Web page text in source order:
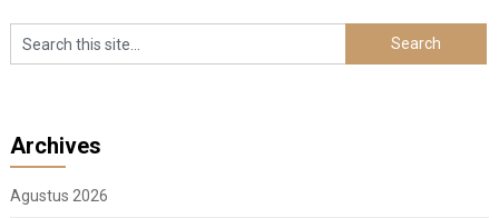
Archives
Agustus 2026